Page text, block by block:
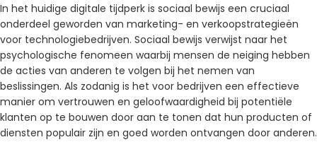
In het huidige digitale tijdperk is sociaal bewijs een cruciaal
onderdeel geworden van marketing- en verkoopstrategieën
voor technologiebedrijven. Sociaal bewijs verwijst naar het
psychologische fenomeen waarbij mensen de neiging hebben
de acties van anderen te volgen bij het nemen van
beslissingen. Als zodanig is het voor bedrijven een effectieve
manier om vertrouwen en geloofwaardigheid bij potentiële
klanten op te bouwen door aan te tonen dat hun producten of
diensten populair zijn en goed worden ontvangen door anderen.